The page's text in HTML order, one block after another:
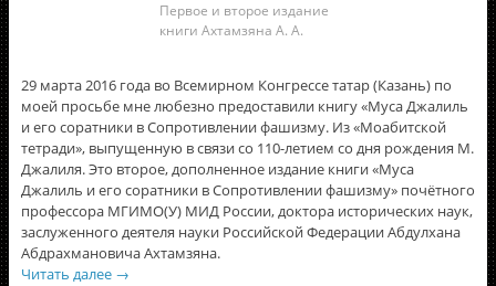
Первое и второе издание
книги Ахтамзяна А. А.
29 марта 2016 года во Всемирном Конгрессе татар (Казань) по
моей просьбе мне любезно предоставили книгу «Муса Джалиль
и его соратники в Сопротивлении фашизму. Из «Моабитской
тетради», выпущенную в связи со 110-летием со дня рождения М.
Джалиля. Это второе, дополненное издание книги «Муса
Джалиль и его соратники в Сопротивлении фашизму» почётного
профессора МГИМО(У) МИД России, доктора исторических наук,
заслуженного деятеля науки Российской Федерации Абдулхана
Абдрахмановича Ахтамзяна.
Читать далее →